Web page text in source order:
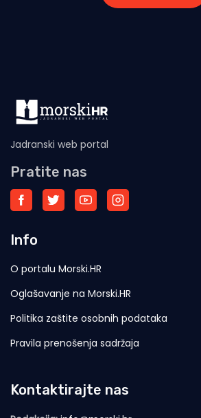
Jadranski web portal
Pratite nas
Info
O portalu Morski.HR
Oglašavanje na Morski.HR
Politika zaštite osobnih podataka
Pravila prenošenja sadržaja
Kontaktirajte nas